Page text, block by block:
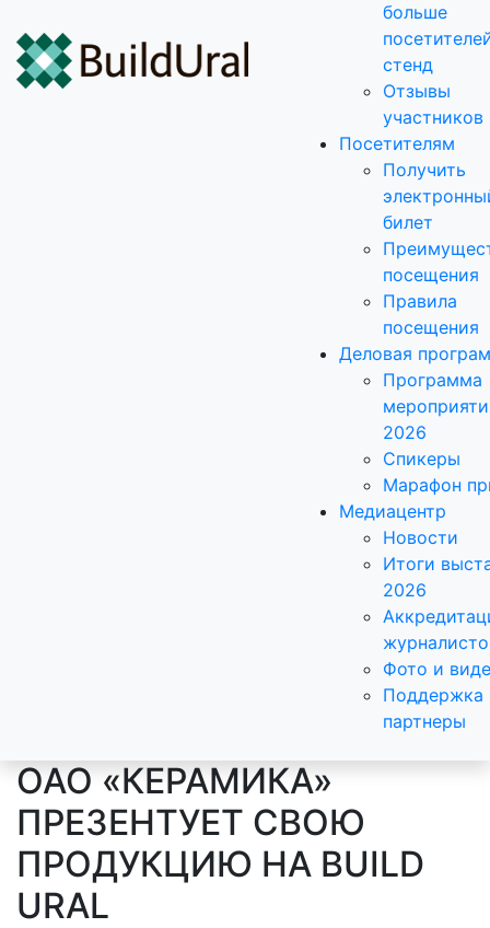
больше
стенд
Отзывы
участников
Посетителям
Получить
билет
посещения
Правила
посещения
Деловая
Программа
2026
Спикеры
Марафон
Медиацентр
Новости
Итоги
2026
Фото и
Поддержка
партнеры
ОАО «КЕРАМИКА»
ПРЕЗЕНТУЕТ СВОЮ
ПРОДУКЦИЮ НА BUILD
URAL